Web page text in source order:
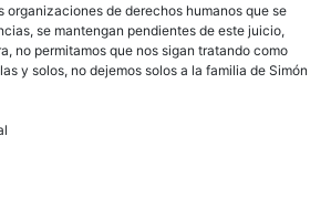
organizaciones de derechos humanos que se
se mantengan pendientes de este juicio,
no permitamos que nos sigan tratando como
y solos, no dejemos solos a la familia de Simón